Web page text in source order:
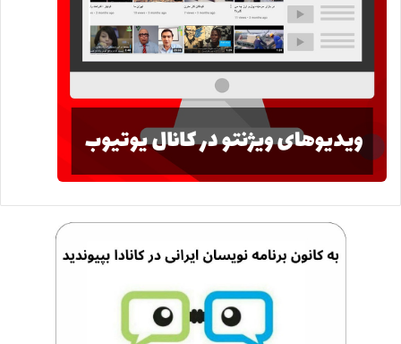
خودروهای برقی با باتری (BEV) تقریباً 75 درصد از ثبت نام
خودروهای الکتریکی جدید را تشکیل می دهند و بقیه به خودروهای